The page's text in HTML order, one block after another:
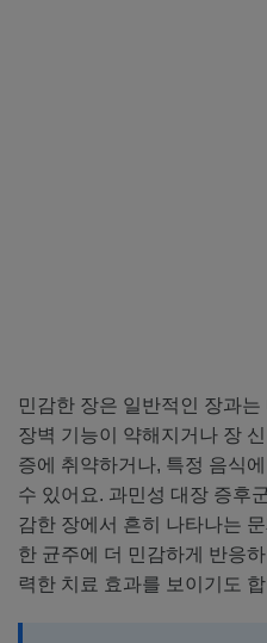
민감한 장은 일반적인 장과
장벽 기능이 약해지거나 장
증에 취약하거나, 특정 음식
수 있어요. 과민성 대장 증후
감한 장에서 흔히 나타나는
한 균주에 더 민감하게 반응
력한 치료 효과를 보이기도